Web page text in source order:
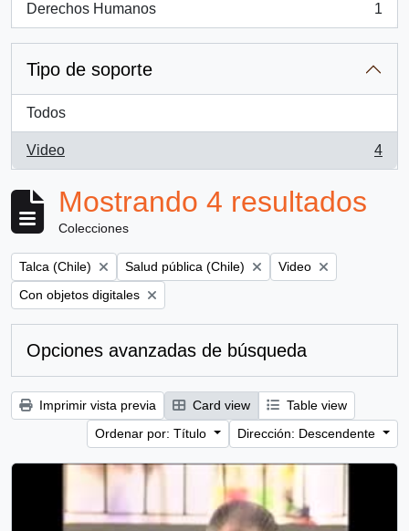
Derechos Humanos
, 1 resultados
1
Tipo de soporte
Todos
Video
, 4 resultados
4
Mostrando 4 resultados
Colecciones
Remove filter:
Talca (Chile) Remove filter:
Salud pública (Chile) Remove filter:
Video
Remove filter:
Con objetos digitales
Opciones avanzadas de búsqueda
Imprimir vista previa Card view
Table view
Ordenar por: Título
Dirección: Descendente